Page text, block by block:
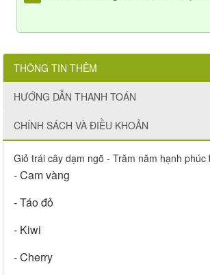
THÔNG TIN THÊM
HƯỚNG DẪN THANH TOÁN
CHÍNH SÁCH VÀ ĐIỀU KHOẢN
Giỏ trái cây dạm ngõ - Trăm năm hạnh phúc
- Cam vàng
- Táo đỏ
- Kiwi
- Cherry